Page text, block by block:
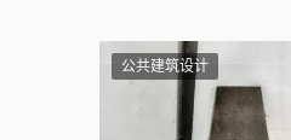
公共建筑设计